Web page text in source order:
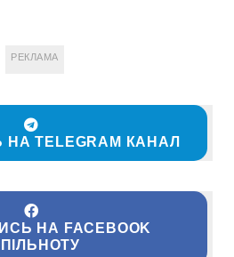
РЕКЛАМА
TELEGRAM КАНАЛ
НА FACEBOOK